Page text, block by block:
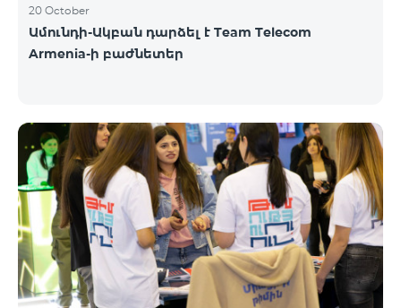
20 October
Ամունդի-Ակբան դարձել է Team Telecom
Armenia-ի բաժնետեր